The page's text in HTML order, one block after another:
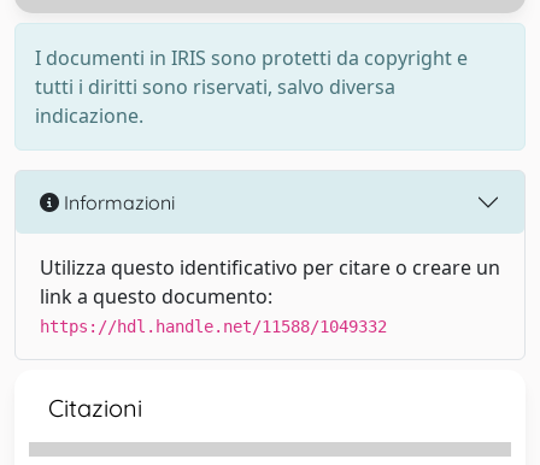
I documenti in IRIS sono protetti da copyright e
tutti i diritti sono riservati, salvo diversa
indicazione.
Informazioni
Utilizza questo identificativo per citare o creare un
link a questo documento:
https://hdl.handle.net/11588/1049332
Citazioni